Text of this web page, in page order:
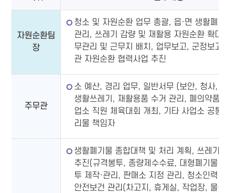
자원순환팀
장
청소 및 자원순환 업무 총괄, 읍·면 생활폐기
관리, 쓰레기 감량 및 재활용 자원순환 확대,
무관리 및 근무지 배치, 업무보고, 군정보고
관 자원순환 협력사업 추진
주무관
소 예산, 경리 업무, 일반서무 (보안, 청사,
생활쓰레기, 재활용품 수거 관리, 폐의약품
업소 직원 체육대회 개최, 기타 사업소 공통
리물 책임자
생활폐기물 종합대책 및 처리 계획, 쓰레기
추진(규격봉투, 종량제수수료, 대형폐기물
투 제작·관리, 판매소 지정 관리, 청소인력
안전보건 관리(차고지, 휴게실, 작업장, 물품